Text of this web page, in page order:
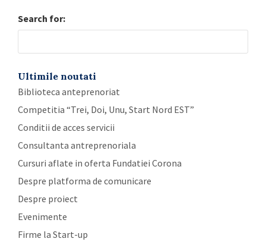
Search for:
Ultimile noutati
Biblioteca anteprenoriat
Competitia “Trei, Doi, Unu, Start Nord EST”
Conditii de acces servicii
Consultanta antreprenoriala
Cursuri aflate in oferta Fundatiei Corona
Despre platforma de comunicare
Despre proiect
Evenimente
Firme la Start-up